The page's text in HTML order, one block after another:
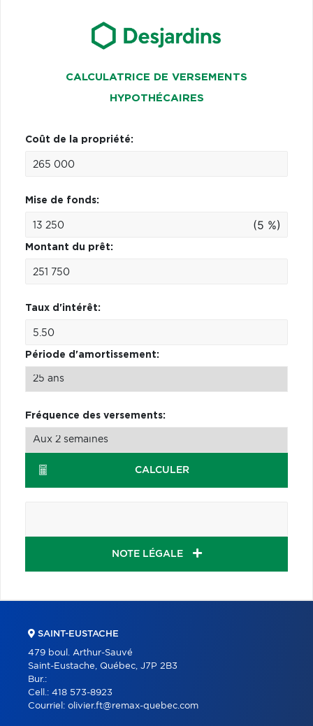
CALCULATRICE DE VERSEMENTS
HYPOTHÉCAIRES
Coût de la propriété:
Mise de fonds:
(5 %)
Montant du prêt:
Taux d'intérêt:
Période d'amortissement:
Fréquence des versements:
CALCULER
NOTE LÉGALE
SAINT-EUSTACHE
479 boul. Arthur-Sauvé
Saint-Eustache, Québec, J7P 2B3
Bur.:
Cell.: 418 573-8923
Courriel: olivier.ft@remax-quebec.com